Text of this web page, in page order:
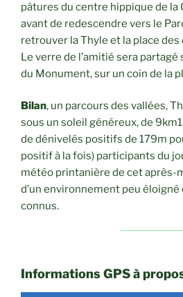
pâtures du centre hippique de la
avant de redescendre vers le
retrouver la Thyle et la place
Le verre de l’amitié sera
du Monument, sur un coin de la
Bilan, un parcours des vallées,
sous un soleil généreux, de
de dénivelés positifs de 179m
positif à la fois) participants du
météo printanière de cet après-
d’un environnement peu
connus.
Informations GPS à